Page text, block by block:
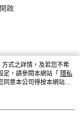
啟
式之詳情，及若您不希
定，請參閱本網站「 隱私
同意本公司得按本網站使